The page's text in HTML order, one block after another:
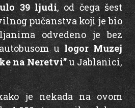
39 ljudi, od čega šest
pučanstva koji je bio
odvedeno je bez
u logor Muzej
na Neretvi”u Jablanici,
je nekada na ovom